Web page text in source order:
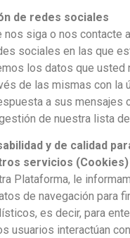
de redes sociales
nos siga o nos contacte
sociales en las que
los datos que usted
de las mismas con la
a sus mensajes
de nuestra lista
y de calidad
servicios (Cookies)
Plataforma, le
de navegación para
es decir, para
usuarios interactúan